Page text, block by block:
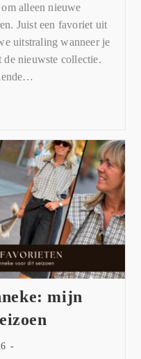
alleen nieuwe
Juist een favoriet uit
uitstraling wanneer je
de nieuwste collectie.
mijn